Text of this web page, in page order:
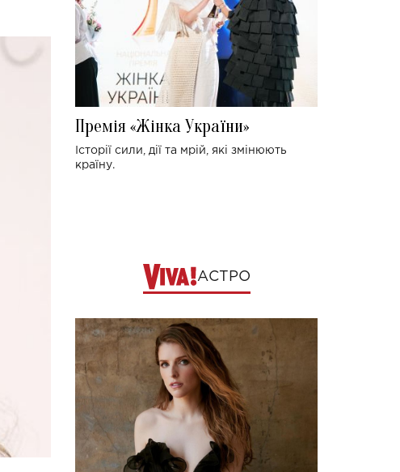
Премія «Жінка України»
Історії сили, дії та мрій, які змінюють
країну.
АСТРО